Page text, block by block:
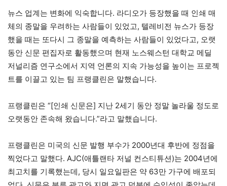
뉴스 업계는 변화에 익숙합니다. 라디오가 등장했을 때 인쇄 매
체의 종말을 우려하는 사람들이 있었고, 텔레비전 뉴스가 등장
했을 때는 또다시 그 종말을 예측하는 사람들이 있었다고, 오랫
동안 신문 편집자로 활동했으며 현재 노스웨스턴 대학교 메딜
저널리즘 연구소에서 지역 언론의 지속 가능성을 높이는 프로젝
트를 이끌고 있는 팀 프랭클린은 말했습니다.
프랭클린은 “[인쇄 신문은] 지난 2세기 동안 정말 놀라울 정도로
오랫동안 존속해 왔습니다.”라고 말했습니다.
프랭클린은 미국의 신문 발행 부수가 2000년대 후반에 정점을
찍었다고 말했다. AJC(애틀랜타 저널 컨스티튜션)는 2004년에
최고치를 기록했는데, 당시 일요일판은 약 63만 가구에 배포되